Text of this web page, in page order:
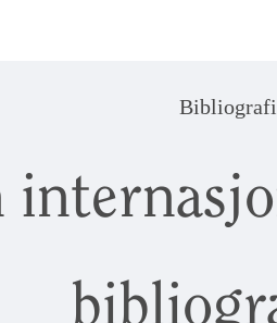
Bibliografi